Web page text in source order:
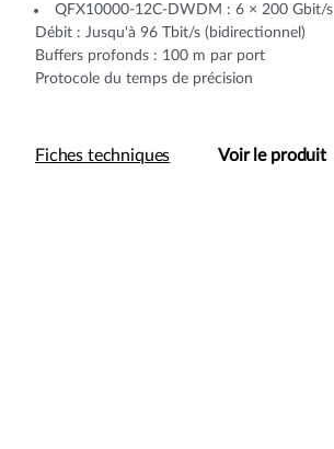
QFX10000-12C-DWDM : 6 × 200 Gbit/s
Débit : Jusqu'à 96 Tbit/s (bidirectionnel)
Buffers profonds : 100 m par port
Protocole du temps de précision
Fiches techniques Voir le produit